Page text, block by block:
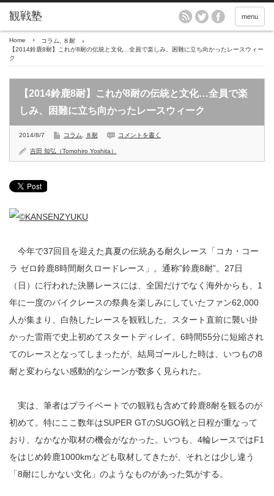
menu
Home コラム
８耐
【2014鈴鹿8耐】これが8耐の伝統と文化…全員で楽しみ、困難に立ち向かったレースウィー
ク
【2014鈴鹿8耐】これが8耐の伝統と文化…全員で楽
しみ、困難に立ち向かったレースウィーク
2014/8/7 コラム ８耐 コメントを書く
吉田 知弘（Tomohiro Yoshita）
今年で37回目を迎えた真夏の伝統ある耐久レース「コカ・コー
ラ ゼロ鈴鹿8時間耐久ロードレース」。通称”鈴鹿8耐”。27日
（日）に行われた決勝レースには、全国だけでなく海外からも、1
年に一度のバイクレースの祭典を楽しみにしていたファン62,000
人が集まり、白熱したレースを観戦した。スタート直前に襲い掛
かった雷雨で史上初めてスタートディレイ。6時間55分に短縮され
てのレースとなってしまったが、結局ゴールした時は、いつもの8
耐と変わらない感動的なシーンが数多く見られた。
実は、筆者はプライベートでの観戦も含めて鈴鹿8耐を観るのが
初めて。特にここ数年はSUPER GTのSUGO戦と日程が重なって
おり、なかなか取材の機会がなかった。いつも、4輪レースではF1
をはじめ鈴鹿1000kmなども取材してきたが、それとは少し違う
「8耐にしかない文化」のようなものがあった気がする。